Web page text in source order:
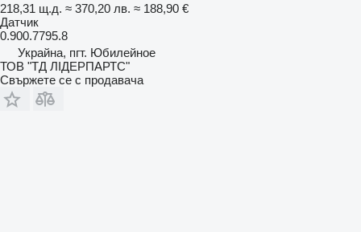
218,31 щ.д. ≈ 370,20 лв. ≈ 188,90 €
Датчик
0.900.7795.8
Украйна, пгт. Юбилейное
ТОВ "ТД ЛІДЕРПАРТС"
Свържете се с продавача